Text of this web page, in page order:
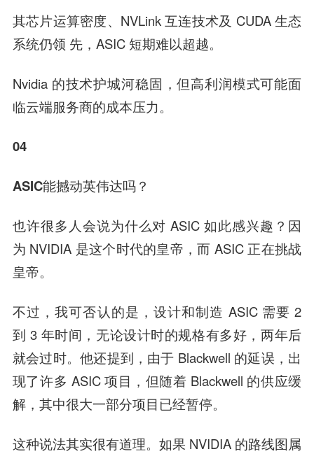
其芯片运算密度、NVLink 互连技术及 CUDA 生态
系统仍领 先，ASIC 短期难以超越。
Nvidia 的技术护城河稳固，但高利润模式可能面
临云端服务商的成本压力。
04
ASIC能撼动英伟达吗？
也许很多人会说为什么对 ASIC 如此感兴趣？因
为 NVIDIA 是这个时代的皇帝，而 ASIC 正在挑战
皇帝。
不过，我可否认的是，设计和制造 ASIC 需要 2
到 3 年时间，无论设计时的规格有多好，两年后
就会过时。他还提到，由于 Blackwell 的延误，出
现了许多 ASIC 项目，但随着 Blackwell 的供应缓
解，其中很大一部分项目已经暂停。
这种说法其实很有道理。如果 NVIDIA 的路线图属